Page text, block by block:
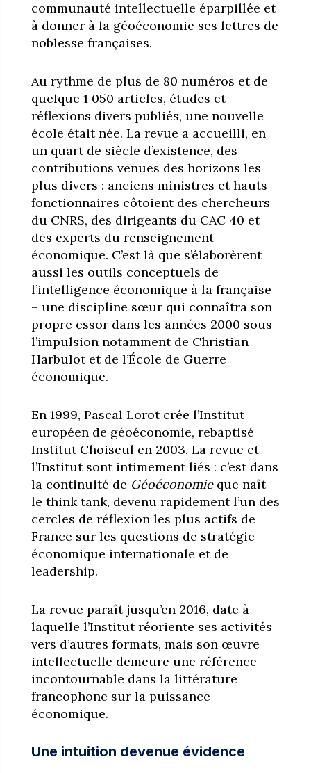
communauté intellectuelle éparpillée et
à donner à la géoéconomie ses lettres de
noblesse françaises.
Au rythme de plus de 80 numéros et de
quelque 1 050 articles, études et
réflexions divers publiés, une nouvelle
école était née. La revue a accueilli, en
un quart de siècle d’existence, des
contributions venues des horizons les
plus divers : anciens ministres et hauts
fonctionnaires côtoient des chercheurs
du CNRS, des dirigeants du CAC 40 et
des experts du renseignement
économique. C’est là que s’élaborèrent
aussi les outils conceptuels de
l’intelligence économique à la française
– une discipline sœur qui connaîtra son
propre essor dans les années 2000 sous
l’impulsion notamment de Christian
Harbulot et de l’École de Guerre
économique.
En 1999, Pascal Lorot crée l’Institut
européen de géoéconomie, rebaptisé
Institut Choiseul en 2003. La revue et
l’Institut sont intimement liés : c’est dans
la continuité de Géoéconomieque naît
le think tank, devenu rapidement l’un des
cercles de réflexion les plus actifs de
France sur les questions de stratégie
économique internationale et de
leadership.
La revue paraît jusqu’en 2016, date à
laquelle l’Institut réoriente ses activités
vers d’autres formats, mais son œuvre
intellectuelle demeure une référence
incontournable dans la littérature
francophone sur la puissance
économique.
Une intuition devenue évidence